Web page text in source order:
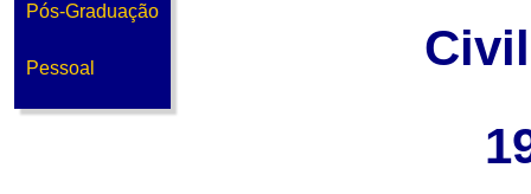
Pós-Graduação
Pessoal